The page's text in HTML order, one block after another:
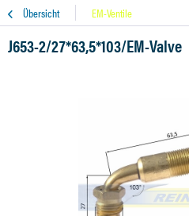
Übersicht EM-Ventile
J653-2/27*63,5*103/EM-Valve